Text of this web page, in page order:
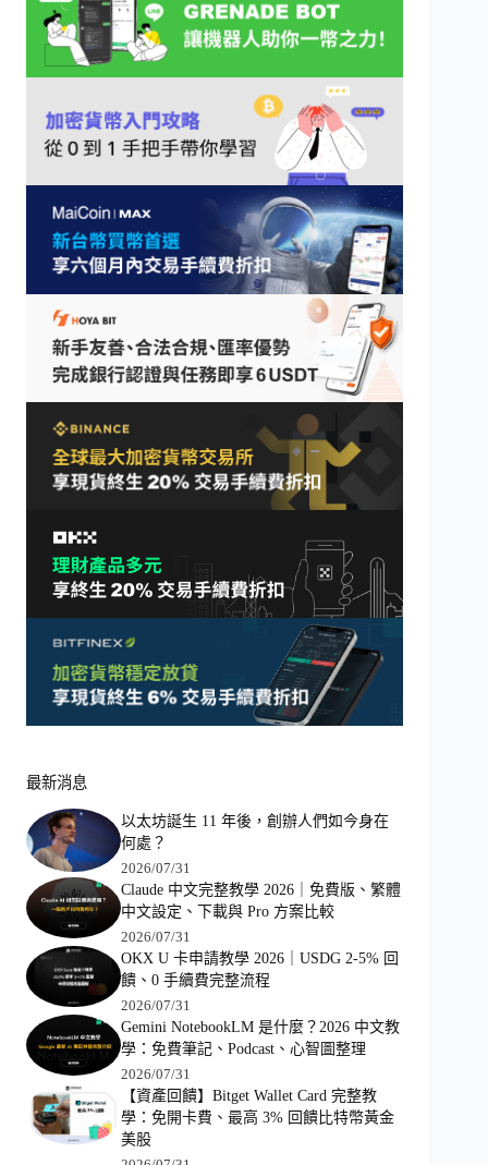
最新消息
以太坊誕生 11 年後，創辦人們如今身在
何處？
2026/07/31
Claude 中文完整教學 2026｜免費版、繁體
中文設定、下載與 Pro 方案比較
2026/07/31
OKX U 卡申請教學 2026｜USDG 2-5% 回
饋、0 手續費完整流程
2026/07/31
Gemini NotebookLM 是什麼？2026 中文教
學：免費筆記、Podcast、心智圖整理
2026/07/31
【資產回饋】Bitget Wallet Card 完整教
學：免開卡費、最高 3% 回饋比特幣黃金
美股